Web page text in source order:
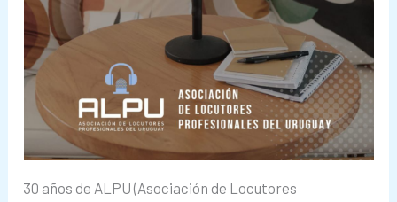
30 años de ALPU (Asociación de Locutores